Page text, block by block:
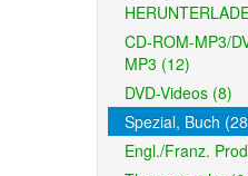
CD-ROM-MP3/
MP3 (12)
DVD-Videos (8)
Spezial, Buch
Engl./Franz.